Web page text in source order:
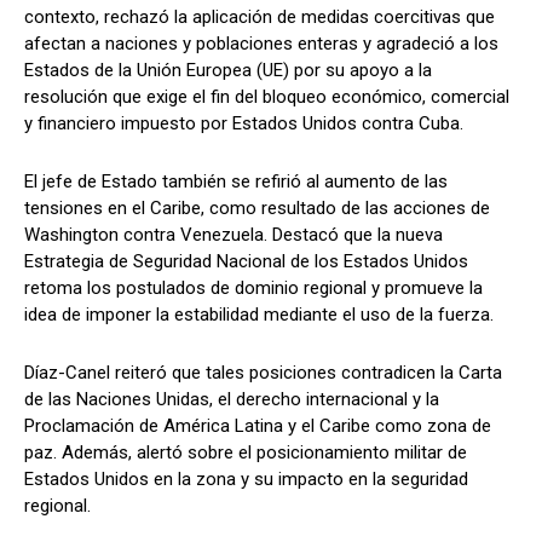
contexto, rechazó la aplicación de medidas coercitivas que
afectan a naciones y poblaciones enteras y agradeció a los
Estados de la Unión Europea (UE) por su apoyo a la
resolución que exige el fin del bloqueo económico, comercial
y financiero impuesto por Estados Unidos contra Cuba.
El jefe de Estado también se refirió al aumento de las
tensiones en el Caribe, como resultado de las acciones de
Washington contra Venezuela. Destacó que la nueva
Estrategia de Seguridad Nacional de los Estados Unidos
retoma los postulados de dominio regional y promueve la
idea de imponer la estabilidad mediante el uso de la fuerza.
Díaz-Canel reiteró que tales posiciones contradicen la Carta
de las Naciones Unidas, el derecho internacional y la
Proclamación de América Latina y el Caribe como zona de
paz. Además, alertó sobre el posicionamiento militar de
Estados Unidos en la zona y su impacto en la seguridad
regional.